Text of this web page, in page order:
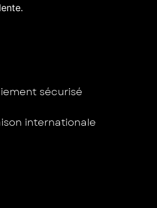
sécurisé
internationale